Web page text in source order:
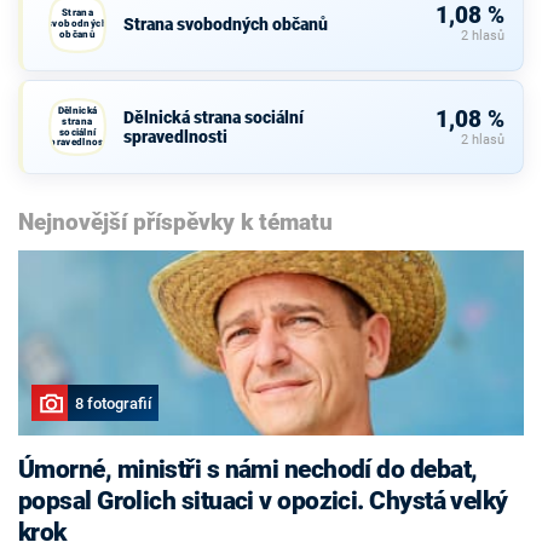
Strana
svobodných
občanů
Strana svobodných občanů 1,08 %
2 hlasů
Dělnická
strana
sociální
spravedlnosti
Dělnická strana sociální
spravedlnosti
1,08 %
2 hlasů
Nejnovější příspěvky k tématu
8 fotografií
Úmorné, ministři s námi nechodí do debat,
popsal Grolich situaci v opozici. Chystá velký
krok